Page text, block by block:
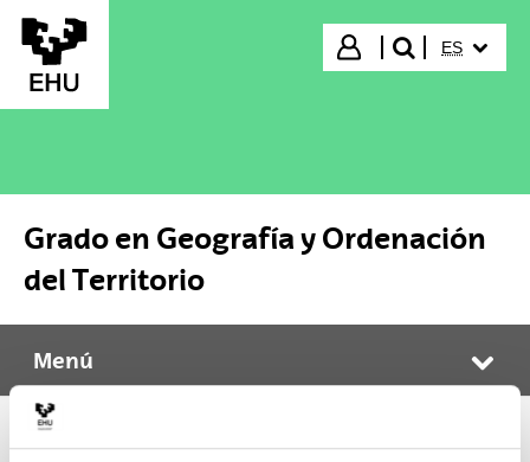
Saltar al contenido principal
Iniciar sesión
buscar"
ES
Grado en Geografía y Ordenación
del Territorio
Grado en Geografía y Ordenación del Territorio
Menú